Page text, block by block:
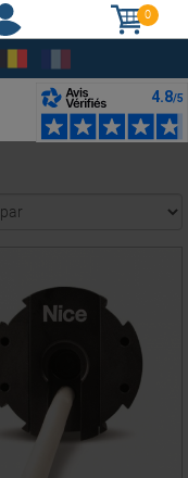
0